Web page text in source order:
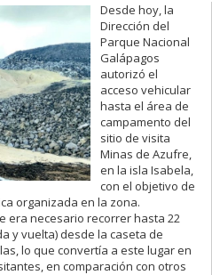
Desde hoy, la
Dirección del
Parque Nacional
Galápagos
autorizó el
acceso vehicular
hasta el área de
campamento del
sitio de visita
Minas de Azufre,
en la isla Isabela,
con el objetivo de
organizada en la zona.
era necesario recorrer hasta 22
y vuelta) desde la caseta de
lo que convertía a este lugar en
en comparación con otros